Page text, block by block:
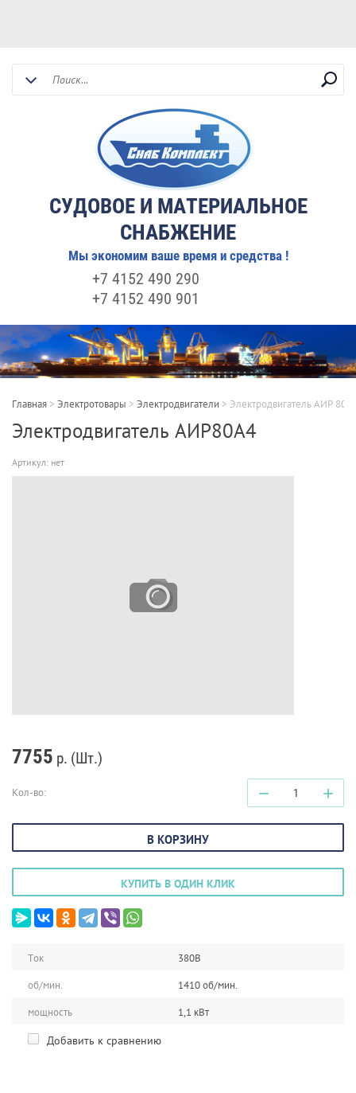
СУДОВОЕ И МАТЕРИАЛЬНОЕ
СНАБЖЕНИЕ
Мы экономим ваше время и средства !
+7 4152 490 290
+7 4152 490 901
Главная > Электротовары > Электродвигатели > Электродвигатель АИР 80
Электродвигатель АИР80А4
Артикул: нет
7755 р. (Шт.)
Кол-во: − +
В КОРЗИНУ
КУПИТЬ В ОДИН КЛИК
Ток
380В
об/мин.
1410 об/мин.
мощность
1,1 кВт
Добавить к сравнению